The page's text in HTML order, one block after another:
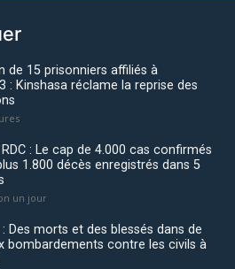
de 15 prisonniers affiliés à
: Kinshasa réclame la reprise des
: Le cap de 4.000 cas confirmés
1.800 décès enregistrés dans 5
un jour
Des morts et des blessés dans de
bombardements contre les civils à